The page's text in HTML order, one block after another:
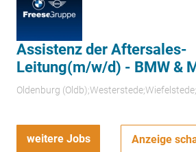
Assistenz der Aftersales-
Leitung(m/w/d) - BMW &
Oldenburg
weitere Jobs Anzeige